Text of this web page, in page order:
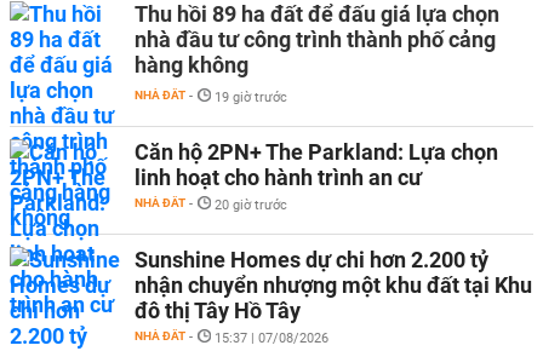
Thu hồi 89 ha đất để đấu giá lựa chọn
nhà đầu tư công trình thành phố cảng
hàng không
NHÀ ĐẤT - 19 giờ trước
Căn hộ 2PN+ The Parkland: Lựa chọn
linh hoạt cho hành trình an cư
NHÀ ĐẤT - 20 giờ trước
Sunshine Homes dự chi hơn 2.200 tỷ
nhận chuyển nhượng một khu đất tại Khu
đô thị Tây Hồ Tây
NHÀ ĐẤT - 15:37 | 07/08/2026